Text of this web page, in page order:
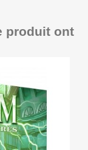
produit ont